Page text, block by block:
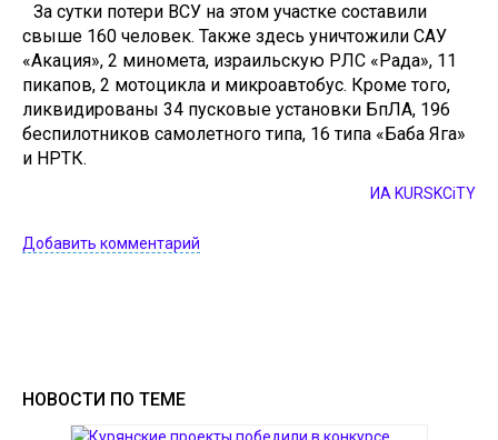
За сутки потери ВСУ на этом участке составили
свыше 160 человек. Также здесь уничтожили САУ
«Акация», 2 миномета, израильскую РЛС «Рада», 11
пикапов, 2 мотоцикла и микроавтобус. Кроме того,
ликвидированы 34 пусковые установки БпЛА, 196
беспилотников самолетного типа, 16 типа «Баба Яга»
и НРТК.
ИА KURSKCiTY
Добавить комментарий
НОВОСТИ ПО ТЕМЕ